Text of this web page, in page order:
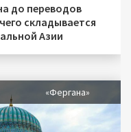
до переводов
складывается
Азии
«Фергана»